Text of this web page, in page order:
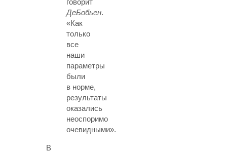
говорит
ДеБобьен.
«Как
только
все
наши
параметры
были
в норме,
результаты
оказались
неоспоримо
очевидными».
В